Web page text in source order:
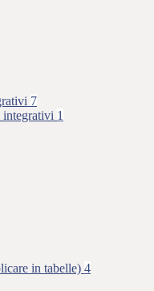
7
integrativi 1
in tabelle) 4